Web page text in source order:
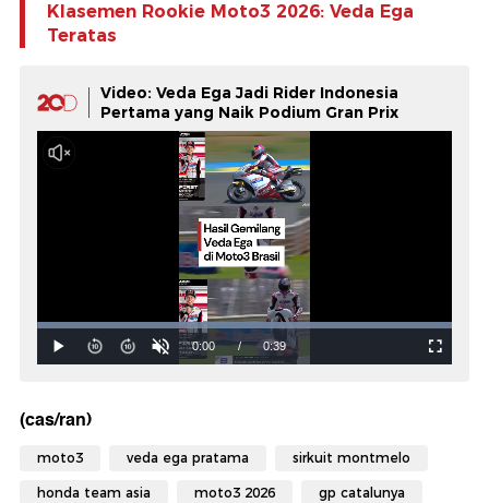
Klasemen Rookie Moto3 2026: Veda Ega
Teratas
Video: Veda Ega Jadi Rider Indonesia
Pertama yang Naik Podium Gran Prix
(cas/ran)
moto3 veda ega pratama sirkuit montmelo
honda team asia moto3 2026 gp catalunya